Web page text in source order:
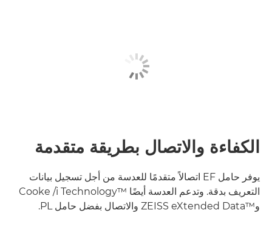
الكفاءة والاتصال بطريقة متقدمة
يوفر حامل EF اتصالاً متقدمًا للعدسة من أجل تسجيل بيانات
التعريف بدقة. وتدعم العدسة أيضًا Cooke /i Technology™‎
وZEISS eXtended Data™‎ والاتصال بفضل حامل PL.